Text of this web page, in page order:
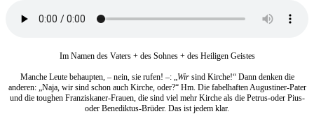
Im Namen des Vaters + des Sohnes + des Heiligen Geistes
Manche Leute behaupten, – nein, sie rufen! –: „ Wirsind Kirche!“ Dann denken die
anderen: „Naja, wir sind schon auch Kirche, oder?“ Hm. Die fabelhaften Augustiner-Pater
und die toughen Franziskaner-Frauen, die sind viel mehr Kirche als die Petrus-oder Pius-
oder Benediktus-Brüder. Das ist jedem klar.